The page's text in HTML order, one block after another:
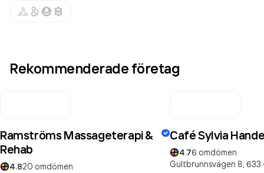
Rekommenderade företag
Ramströms Massageterapi &
Rehab
4.820 omdömen
Café Sylvia
4.76 omdömen
Gultbrunnsvägen 8, 633